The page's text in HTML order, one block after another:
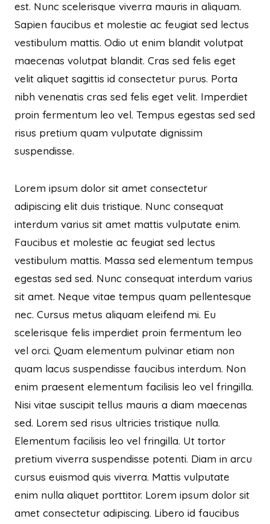
est. Nunc scelerisque viverra mauris in aliquam.
Sapien faucibus et molestie ac feugiat sed lectus
vestibulum mattis. Odio ut enim blandit volutpat
maecenas volutpat blandit. Cras sed felis eget
velit aliquet sagittis id consectetur purus. Porta
nibh venenatis cras sed felis eget velit. Imperdiet
proin fermentum leo vel. Tempus egestas sed sed
risus pretium quam vulputate dignissim
suspendisse.
Lorem ipsum dolor sit amet consectetur
adipiscing elit duis tristique. Nunc consequat
interdum varius sit amet mattis vulputate enim.
Faucibus et molestie ac feugiat sed lectus
vestibulum mattis. Massa sed elementum tempus
egestas sed sed. Nunc consequat interdum varius
sit amet. Neque vitae tempus quam pellentesque
nec. Cursus metus aliquam eleifend mi. Eu
scelerisque felis imperdiet proin fermentum leo
vel orci. Quam elementum pulvinar etiam non
quam lacus suspendisse faucibus interdum. Non
enim praesent elementum facilisis leo vel fringilla.
Nisi vitae suscipit tellus mauris a diam maecenas
sed. Lorem sed risus ultricies tristique nulla.
Elementum facilisis leo vel fringilla. Ut tortor
pretium viverra suspendisse potenti. Diam in arcu
cursus euismod quis viverra. Mattis vulputate
enim nulla aliquet porttitor. Lorem ipsum dolor sit
amet consectetur adipiscing. Libero id faucibus